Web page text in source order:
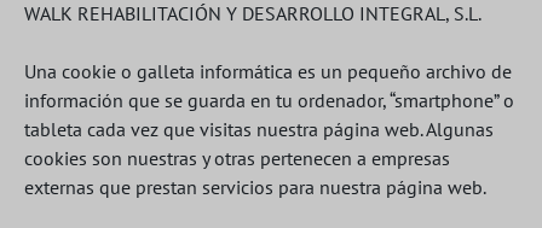
WALK REHABILITACIÓN Y DESARROLLO INTEGRAL, S.L.
Una cookie o galleta informática es un pequeño archivo de
información que se guarda en tu ordenador, “smartphone” o
tableta cada vez que visitas nuestra página web. Algunas
cookies son nuestras y otras pertenecen a empresas
externas que prestan servicios para nuestra página web.
Archivos
agosto 2026